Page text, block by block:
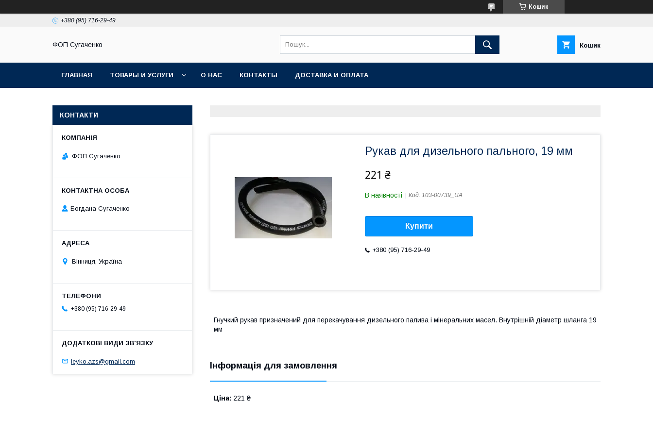
Кошик
+380 (95) 716-29-49
ФОП Сугаченко Кошик
ГЛАВНАЯ ТОВАРЫ И УСЛУГИ О НАС КОНТАКТЫ ДОСТАВКА И ОПЛАТА
Рукав для дизельного пального, 19 мм
221 ₴
В наявності Код: 103-00739_UA
Купити
+380 (95) 716-29-49
Гнучкий рукав призначений для перекачування дизельного палива і мінеральних масел. Внутрішній діаметр шланга 19
мм
Інформація для замовлення
Ціна: 221 ₴
КОНТАКТИ
ФОП Сугаченко
Богдана Сугаченко
Вінниця, Україна
+380 (95) 716-29-49
leyko.azs@gmail.com